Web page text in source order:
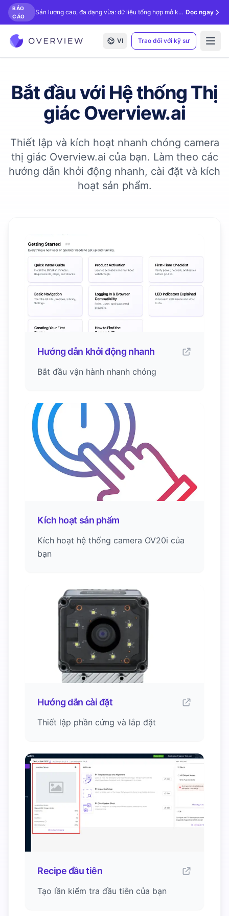
BÁO
CÁO
Sản lượng cao, đa dạng vừa: dữ liệu tổng hợp mở khóa kiểm tra bằng AI. Đọc ngay
VI Trao đổi với kỹ sư
Bắt đầu với Hệ thống Thị
giác Overview.ai
Thiết lập và kích hoạt nhanh chóng camera
thị giác Overview.ai của bạn. Làm theo các
hướng dẫn khởi động nhanh, cài đặt và kích
hoạt sản phẩm.
Hướng dẫn khởi động nhanh
Bắt đầu vận hành nhanh chóng
Kích hoạt sản phẩm
Kích hoạt hệ thống camera OV20i của
bạn
Hướng dẫn cài đặt
Thiết lập phần cứng và lắp đặt
Recipe đầu tiên
Tạo lần kiểm tra đầu tiên của bạn